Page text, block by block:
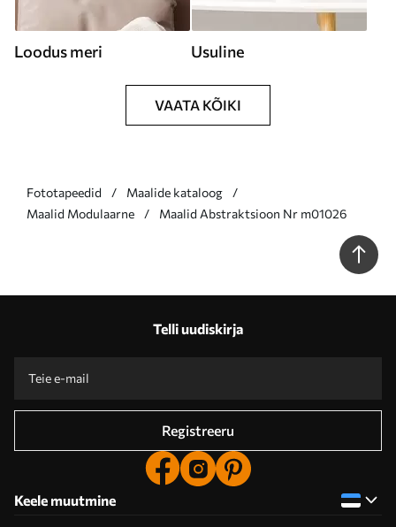
Loodus meri Usuline
VAATA KÕIKI
Fototapeedid
Maalide kataloog
Maalid Modulaarne
Maalid Abstraktsioon Nr m01026
Telli uudiskirja
Registreeru
Keele muutmine